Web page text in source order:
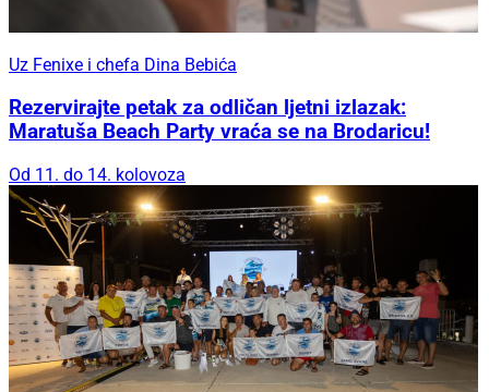
Uz Fenixe i chefa Dina Bebića
Rezervirajte petak za odličan ljetni izlazak:
Maratuša Beach Party vraća se na Brodaricu!
Od 11. do 14. kolovoza